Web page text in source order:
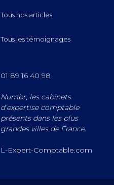
Tous nos articles
Tous les témoignages
01 89 16 40 98
Numbr, les cabinets
d’expertise comptable
présents dans les plus
grandes villes de France.
L-Expert-Comptable.com